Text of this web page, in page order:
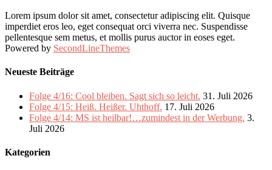
Lorem ipsum dolor sit amet, consectetur adipiscing elit. Quisque
imperdiet eros leo, eget consequat orci viverra nec. Suspendisse
pellentesque sem metus, et mollis purus auctor in eoses eget.
Powered by SecondLineThemes
Neueste Beiträge
Folge 4/16: Cool bleiben. Sagt sich so leicht. 31. Juli 2026
Folge 4/15: Heiß. Heißer. Uhthoff. 17. Juli 2026
Folge 4/14: MS ist heilbar!…zumindest in der Werbung. 3.
Juli 2026
Kategorien